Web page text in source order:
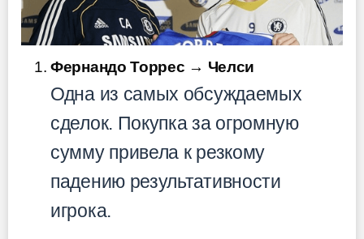
Фернандо Торрес → Челси
Одна из самых обсуждаемых
сделок. Покупка за огромную
сумму привела к резкому
падению результативности
игрока.